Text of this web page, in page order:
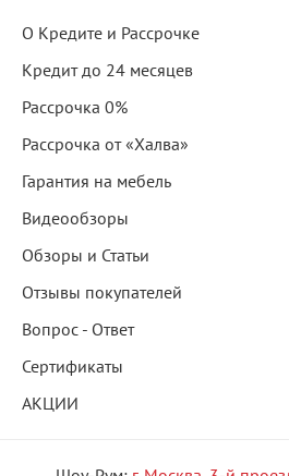
О Кредите и Рассрочке
Кредит до 24 месяцев
Рассрочка 0%
Рассрочка от «Халва»
Гарантия на мебель
Видеообзоры
Обзоры и Статьи
Отзывы покупателей
Вопрос - Ответ
Сертификаты
АКЦИИ